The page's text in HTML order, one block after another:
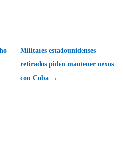
Militares estadounidenses
retirados piden mantener nexos
con Cuba →